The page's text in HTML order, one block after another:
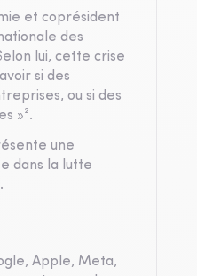
et coprésident
des
lui, cette crise
si des
ou si des
»².
une
dans la lutte
Apple, Meta,